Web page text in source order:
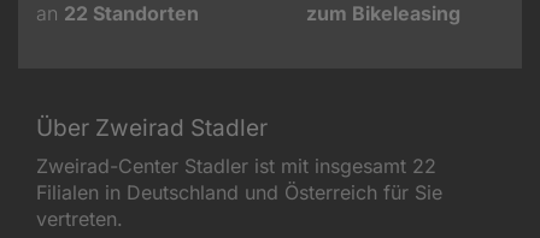
an 22 Standorten
zum Bikeleasing
Über Zweirad Stadler
Zweirad-Center Stadler ist mit insgesamt 22
Filialen in Deutschland und Österreich für Sie
vertreten.